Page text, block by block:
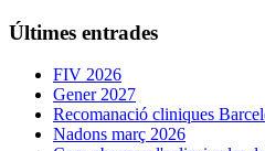
Últimes entrades
FIV 2026
Gener 2027
Recomanació cliniques
Nadons març 2026